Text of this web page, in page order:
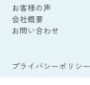
お客様の声
会社概要
お問い合わせ
プライバシーポリシー